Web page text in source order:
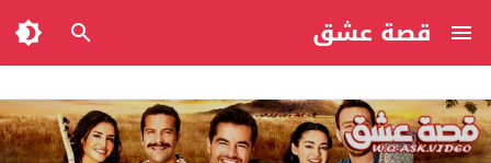
قصة عشق